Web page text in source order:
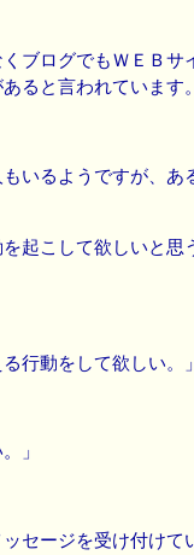
ブログでもＷＥＢサ
ると言われています
いるようですが、あ
起こして欲しいと思
る行動をして欲しい。
」
セージを受け付けて